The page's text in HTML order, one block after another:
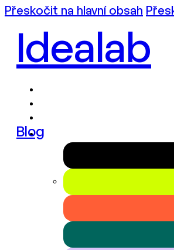
Přeskočit na hlavní obsah
Idealab
Blog